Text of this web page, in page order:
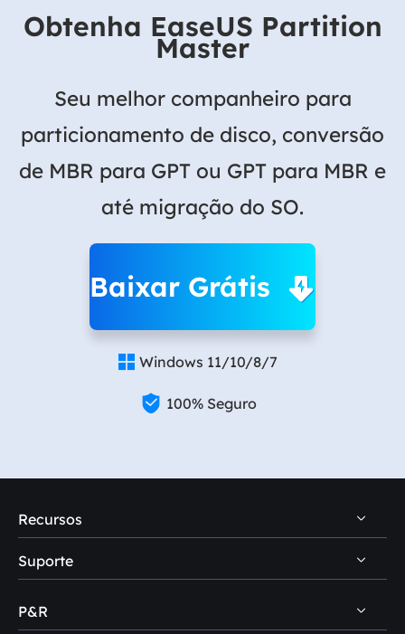
Obtenha EaseUS Partition
Master
Seu melhor companheiro para
particionamento de disco, conversão
de MBR para GPT ou GPT para MBR e
até migração do SO.
Baixar Grátis
 Windows 11/10/8/7
 100% Seguro
Recursos
Dicas de recuperação de dados PC
Dicas de recuperação de dados Mac
Suporte
Central de suporte
P&R